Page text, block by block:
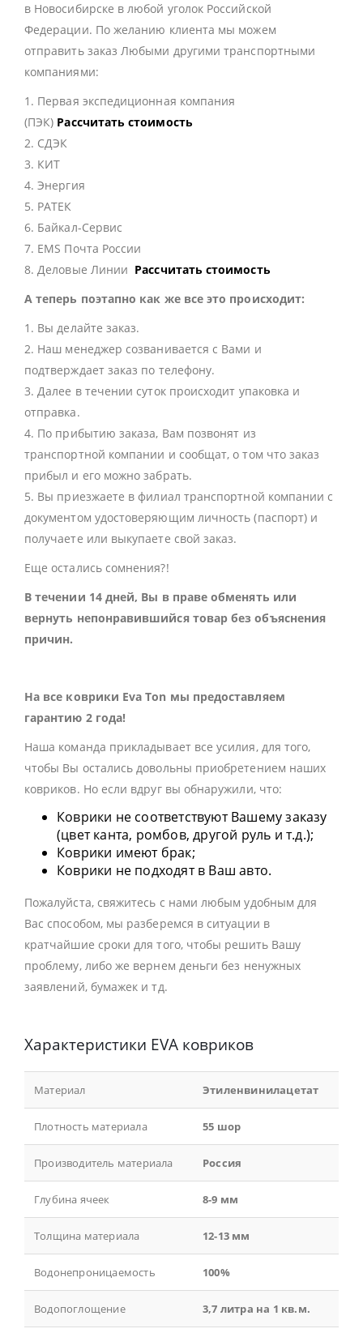
в Новосибирске в любой уголок Российской
Федерации. По желанию клиента мы можем
отправить заказ Любыми другими транспортными
компаниями:
1. Первая экспедиционная компания
(ПЭК) Рассчитать стоимость
2. СДЭК
3. КИТ
4. Энергия
5. РАТЕК
6. Байкал-Сервис
7. EMS Почта России
8. Деловые Линии Рассчитать стоимость
А теперь поэтапно как же все это происходит:
1. Вы делайте заказ.
2. Наш менеджер созванивается с Вами и
подтверждает заказ по телефону.
3. Далее в течении суток происходит упаковка и
отправка.
4. По прибытию заказа, Вам позвонят из
транспортной компании и сообщат, о том что заказ
прибыл и его можно забрать.
5. Вы приезжаете в филиал транспортной компании с
документом удостоверяющим личность (паспорт) и
получаете или выкупаете свой заказ.
Еще остались сомнения?!
В течении 14 дней, Вы в праве обменять или
вернуть непонравившийся товар без объяснения
причин.
На все коврики Eva Ton мы предоставляем
гарантию 2 года!
Наша команда прикладывает все усилия, для того,
чтобы Вы остались довольны приобретением наших
ковриков. Но если вдруг вы обнаружили, что:
Коврики не соответствуют Вашему заказу
(цвет канта, ромбов, другой руль и т.д.);
Коврики имеют брак;
Коврики не подходят в Ваш авто.
Пожалуйста, свяжитесь с нами любым удобным для
Вас способом, мы разберемся в ситуации в
кратчайшие сроки для того, чтобы решить Вашу
проблему, либо же вернем деньги без ненужных
заявлений, бумажек и тд.
Характеристики EVA ковриков
Материал Этиленвинилацетат
Плотность материала 55 шор
Производитель материала Россия
Глубина ячеек 8-9 мм
Толщина материала 12-13 мм
Водонепроницаемость 100%
Водопоглощение 3,7 литра на 1 кв.м.